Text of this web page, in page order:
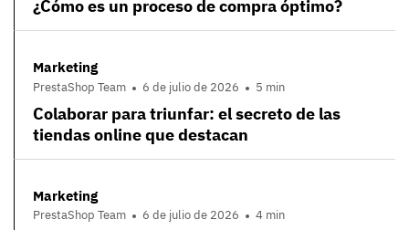
¿Cómo es un proceso de compra óptimo?
Marketing
PrestaShop Team 6 de julio de 2026 5 min
Colaborar para triunfar: el secreto de las
tiendas online que destacan
Marketing
PrestaShop Team 6 de julio de 2026 4 min